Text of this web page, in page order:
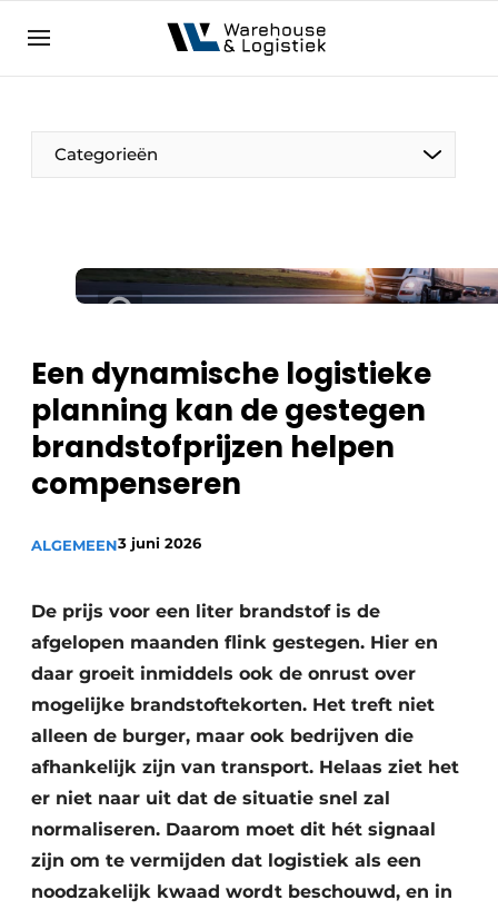
NL EN
Categorieën
Een dynamische logistieke
planning kan de gestegen
brandstofprijzen helpen
compenseren
ALGEMEEN3 juni 2026
De prijs voor een liter brandstof is de
afgelopen maanden flink gestegen. Hier en
daar groeit inmiddels ook de onrust over
mogelijke brandstoftekorten. Het treft niet
alleen de burger, maar ook bedrijven die
afhankelijk zijn van transport. Helaas ziet het
er niet naar uit dat de situatie snel zal
normaliseren. Daarom moet dit hét signaal
zijn om te vermijden dat logistiek als een
noodzakelijk kwaad wordt beschouwd, en in